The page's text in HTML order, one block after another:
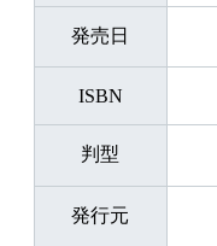
発売日
ISBN
判型
発行元